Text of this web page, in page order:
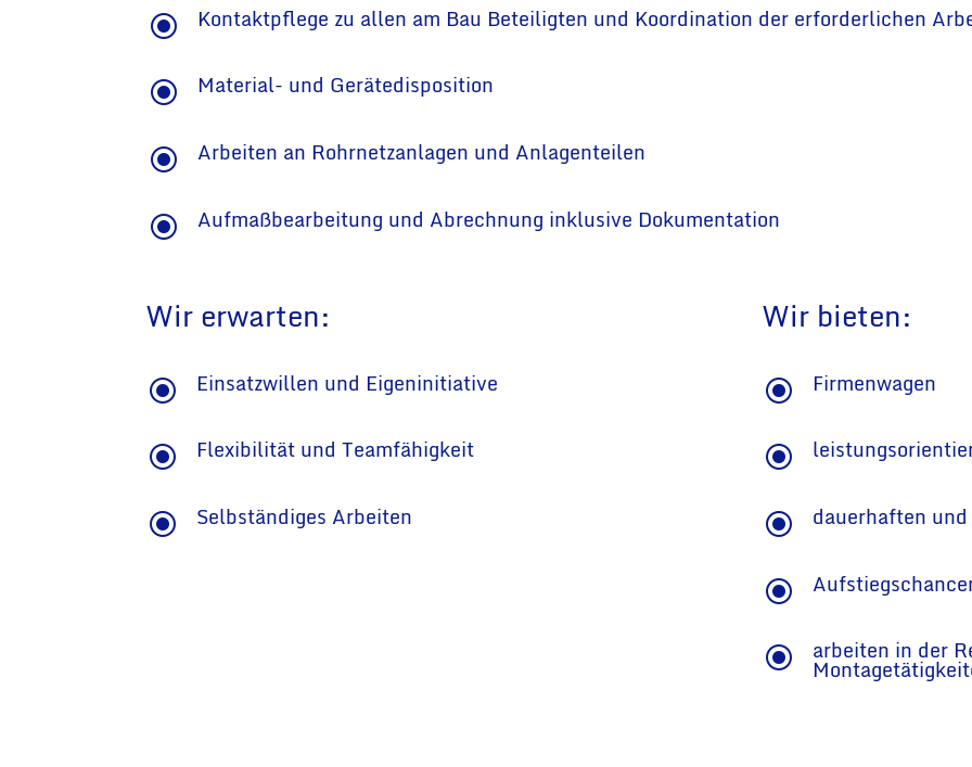
\ Kontaktpflege zu allen am Bau Beteiligten und Koordination der erforderlichen
\ Material- und Gerätedisposition
\ Arbeiten an Rohrnetzanlagen und Anlagenteilen
\ Aufmaßbearbeitung und Abrechnung inklusive Dokumentation
Wir erwarten:
\ Einsatzwillen und Eigeninitiative
\ Flexibilität und Teamfähigkeit
\ Selbständiges Arbeiten
Wir bieten:
\ Firmenwagen
\
\ dauerhaften
\
\ arbeiten in der